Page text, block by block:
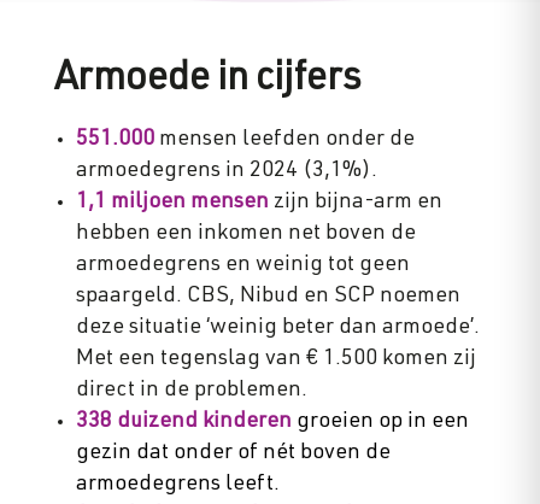
Armoede in cijfers
551.000 mensen leefden onder de
armoedegrens in 2024 (3,1%).
1,1 miljoen mensen zijn bijna-arm en
hebben een inkomen net boven de
armoedegrens en weinig tot geen
spaargeld. CBS, Nibud en SCP noemen
deze situatie ‘weinig beter dan armoede’.
Met een tegenslag van € 1.500 komen zij
direct in de problemen.
338 duizend kinderen groeien op in een
gezin dat onder of nét boven de
armoedegrens leeft.